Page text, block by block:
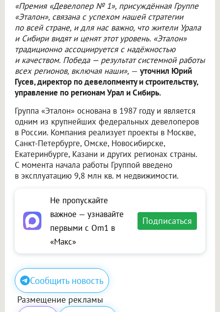
«Премия «Девелопер № 1», присуждённая Группе
«Эталон», связана с успехом нашей стратегии
по всей стране, и для нас важно, что жители Урала
и Сибири видят и ценят этот уровень. «Эталон»
традиционно ассоциируется с надёжностью
и качеством. Победа — результат системной работы
всех регионов, включая наши», — уточнил Юрий
Гусев, директор по девелопменту и строительству,
управление по регионам Урал и Сибирь.
Группа «Эталон» основана в 1987 году и является
одним из крупнейших федеральных девелоперов
в России. Компания реализует проекты в Москве,
Санкт-Петербурге, Омске, Новосибирске,
Екатеринбурге, Казани и других регионах страны.
С момента начала работы Группой введено
в эксплуатацию 9,8 млн кв. м недвижимости.
Не пропускайте
важное — узнавайте
первыми с Om1 в
«Макс»
Подписаться
Сообщить новость
Размещение рекламы